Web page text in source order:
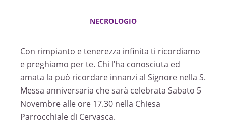
Con rimpianto e tenerezza infinita ti ricordiamo
e preghiamo per te. Chi l’ha conosciuta ed
amata la può ricordare innanzi al Signore nella S.
Messa anniversaria che sarà celebrata Sabato 5
Novembre alle ore 17.30 nella Chiesa
Parrocchiale di Cervasca.